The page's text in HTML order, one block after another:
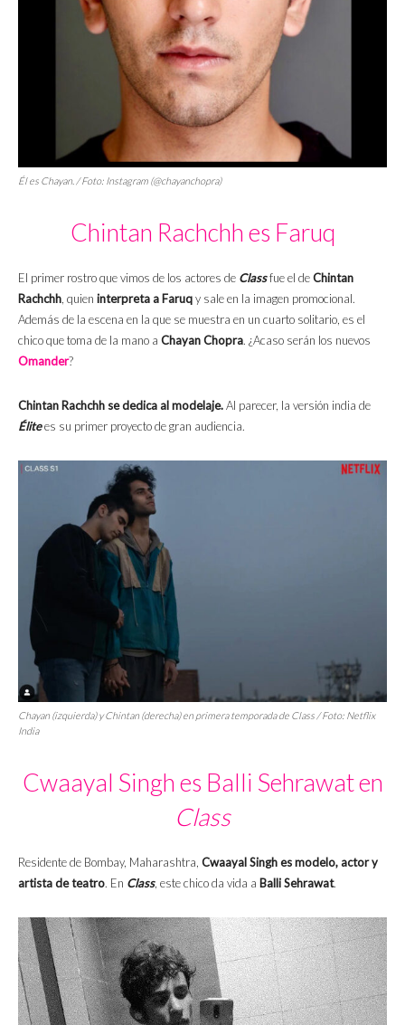
Él es Chayan. / Foto: Instagram (@chayanchopra)
Chintan Rachchh es Faruq
El primer rostro que vimos de los actores de Classfue el deChintan
Rachchh , quien interpreta a Faruqy sale en la imagen promocional.
Además de la escena en la que se muestra en un cuarto solitario, es el
chico que toma de la mano a Chayan Chopra. ¿Acaso serán los nuevos
Omander?
Chintan Rachchh se dedica al modelaje.Al parecer, la versión india de
Élitees su primer proyecto de gran audiencia.
Chayan (izquierda) y Chintan (derecha) en primera temporada de Class / Foto: Netflix
India
Cwaayal Singh es Balli Sehrawat en
Class
Residente de Bombay, Maharashtra, Cwaayal Singh es modelo, actor y
artista de teatro. En Class, este chico da vida a Balli Sehrawat.